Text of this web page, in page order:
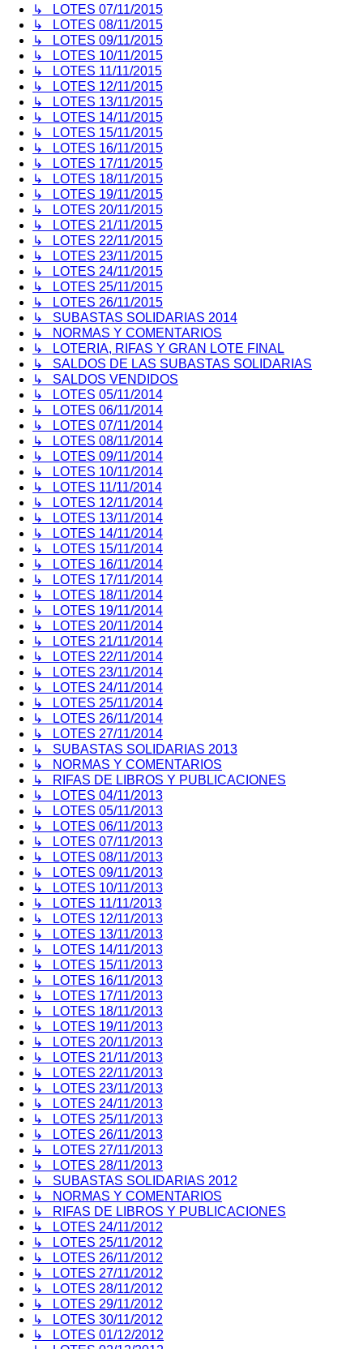
↳ LOTES 07/11/2015
↳ LOTES 08/11/2015
↳ LOTES 09/11/2015
↳ LOTES 10/11/2015
↳ LOTES 11/11/2015
↳ LOTES 12/11/2015
↳ LOTES 13/11/2015
↳ LOTES 14/11/2015
↳ LOTES 15/11/2015
↳ LOTES 16/11/2015
↳ LOTES 17/11/2015
↳ LOTES 18/11/2015
↳ LOTES 19/11/2015
↳ LOTES 20/11/2015
↳ LOTES 21/11/2015
↳ LOTES 22/11/2015
↳ LOTES 23/11/2015
↳ LOTES 24/11/2015
↳ LOTES 25/11/2015
↳ LOTES 26/11/2015
↳ SUBASTAS SOLIDARIAS 2014
↳ NORMAS Y COMENTARIOS
↳ LOTERIA, RIFAS Y GRAN LOTE FINAL
↳ SALDOS DE LAS SUBASTAS SOLIDARIAS
↳ SALDOS VENDIDOS
↳ LOTES 05/11/2014
↳ LOTES 06/11/2014
↳ LOTES 07/11/2014
↳ LOTES 08/11/2014
↳ LOTES 09/11/2014
↳ LOTES 10/11/2014
↳ LOTES 11/11/2014
↳ LOTES 12/11/2014
↳ LOTES 13/11/2014
↳ LOTES 14/11/2014
↳ LOTES 15/11/2014
↳ LOTES 16/11/2014
↳ LOTES 17/11/2014
↳ LOTES 18/11/2014
↳ LOTES 19/11/2014
↳ LOTES 20/11/2014
↳ LOTES 21/11/2014
↳ LOTES 22/11/2014
↳ LOTES 23/11/2014
↳ LOTES 24/11/2014
↳ LOTES 25/11/2014
↳ LOTES 26/11/2014
↳ LOTES 27/11/2014
↳ SUBASTAS SOLIDARIAS 2013
↳ NORMAS Y COMENTARIOS
↳ RIFAS DE LIBROS Y PUBLICACIONES
↳ LOTES 04/11/2013
↳ LOTES 05/11/2013
↳ LOTES 06/11/2013
↳ LOTES 07/11/2013
↳ LOTES 08/11/2013
↳ LOTES 09/11/2013
↳ LOTES 10/11/2013
↳ LOTES 11/11/2013
↳ LOTES 12/11/2013
↳ LOTES 13/11/2013
↳ LOTES 14/11/2013
↳ LOTES 15/11/2013
↳ LOTES 16/11/2013
↳ LOTES 17/11/2013
↳ LOTES 18/11/2013
↳ LOTES 19/11/2013
↳ LOTES 20/11/2013
↳ LOTES 21/11/2013
↳ LOTES 22/11/2013
↳ LOTES 23/11/2013
↳ LOTES 24/11/2013
↳ LOTES 25/11/2013
↳ LOTES 26/11/2013
↳ LOTES 27/11/2013
↳ LOTES 28/11/2013
↳ SUBASTAS SOLIDARIAS 2012
↳ NORMAS Y COMENTARIOS
↳ RIFAS DE LIBROS Y PUBLICACIONES
↳ LOTES 24/11/2012
↳ LOTES 25/11/2012
↳ LOTES 26/11/2012
↳ LOTES 27/11/2012
↳ LOTES 28/11/2012
↳ LOTES 29/11/2012
↳ LOTES 30/11/2012
↳ LOTES 01/12/2012